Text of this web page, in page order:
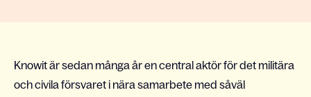
Knowit är sedan många år en central aktör för det militära
och civila försvaret i nära samarbete med såväl